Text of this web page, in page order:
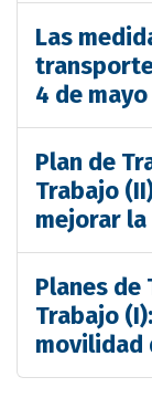
Las
4 de mayo
Plan de
Trabajo
mejorar
Planes de
Trabajo
movilidad